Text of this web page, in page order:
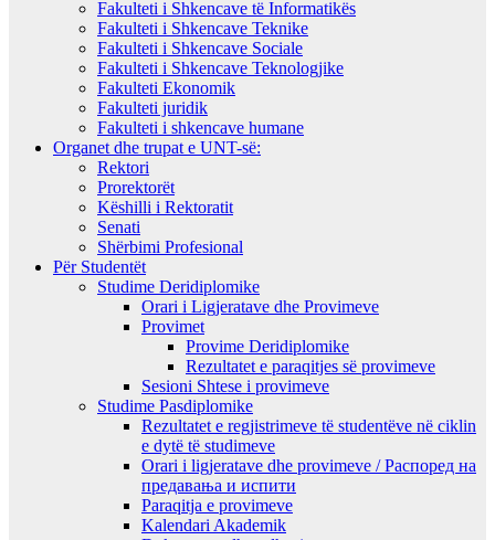
Fakulteti i Shkencave të Informatikës
Fakulteti i Shkencave Teknike
Fakulteti i Shkencave Sociale
Fakulteti i Shkencave Teknologjike
Fakulteti Ekonomik
Fakulteti juridik
Fakulteti i shkencave humane
Organet dhe trupat e UNT-së:
Rektori
Prorektorët
Këshilli i Rektoratit
Senati
Shërbimi Profesional
Për Studentët
Studime Deridiplomike
Orari i Ligjeratave dhe Provimeve
Provimet
Provime Deridiplomike
Rezultatet e paraqitjes së provimeve
Sesioni Shtese i provimeve
Studime Pasdiplomike
Rezultatet e regjistrimeve të studentëve në ciklin
e dytë të studimeve
Orari i ligjeratave dhe provimeve / Распоред на
предавањa и испити
Paraqitja e provimeve
Kalendari Akademik